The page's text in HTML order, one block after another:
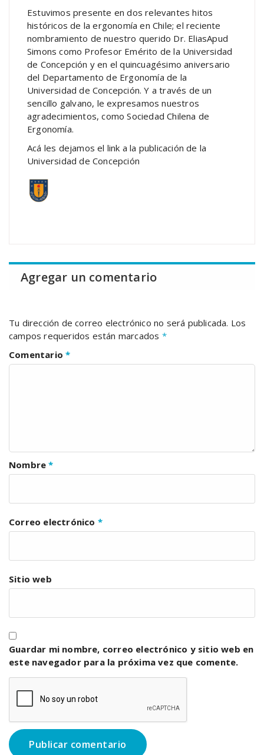
Estuvimos presente en dos relevantes hitos
históricos de la ergonomía en Chile; el reciente
nombramiento de nuestro querido Dr. EliasApud
Simons como Profesor Emérito de la Universidad
de Concepción y en el quincuagésimo aniversario
del Departamento de Ergonomía de la
Universidad de Concepción. Y a través de un
sencillo galvano, le expresamos nuestros
agradecimientos, como Sociedad Chilena de
Ergonomía.
Acá les dejamos el link a la publicación de la
Universidad de Concepción
Agregar un comentario
Tu dirección de correo electrónico no será publicada. Los
campos requeridos están marcados *
Comentario*
Nombre*
Correo electrónico *
Sitio web
Guardar mi nombre, correo electrónico y sitio web en
este navegador para la próxima vez que comente.